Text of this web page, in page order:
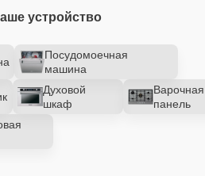
устройство
Посудомоечная
машина
Духовой
шкаф
Варочная
панель